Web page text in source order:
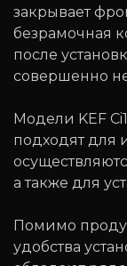
закрывает
безрамочная
после
совершенно
Модели KEF
подходят для
а также для
Помимо
удобства